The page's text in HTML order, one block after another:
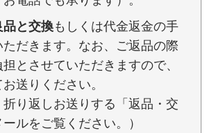
品と交換もしくは代金返金の手
だきます。なお、ご返品の際
とさせていただきますので、
送りください。
折り返しお送りする「返品・交
ルをご覧ください。）